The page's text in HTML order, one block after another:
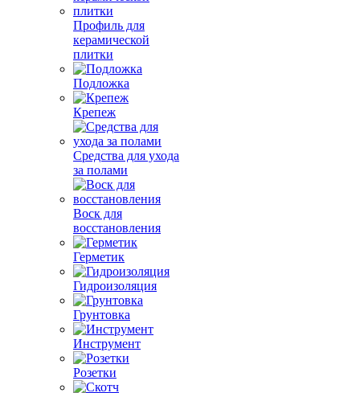
Профиль для
керамической
плитки
Подложка
Крепеж
Средства для ухода
за полами
Воск для
восстановления
Герметик
Гидроизоляция
Грунтовка
Инструмент
Розетки